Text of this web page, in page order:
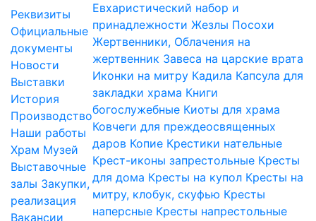
Реквизиты
Официальные
документы
Новости
Выставки
История
Производство
Наши работы
Храм Музей
Выставочные
залы Закупки,
реализация
Вакансии
Евхаристический набор и
принадлежности Жезлы Посохи
Жертвенники, Облачения на
жертвенник Завеса на царские врата
Иконки на митру Кадила Капсула для
закладки храма Книги
богослужебные Киоты для храма
Ковчеги для преждеосвященных
даров Копие Крестики нательные
Крест-иконы запрестольные Кресты
для дома Кресты на купол Кресты на
митру, клобук, скуфью Кресты
наперсные Кресты напрестольные